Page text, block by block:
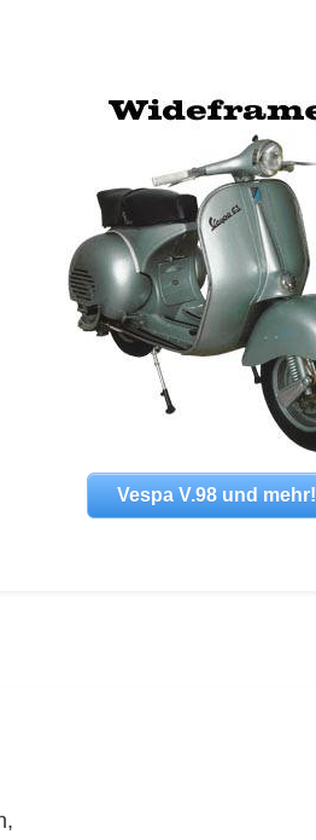
Vespa V.98 und mehr!